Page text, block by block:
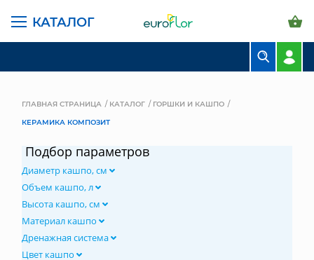
КАТАЛОГ
СВАДЕБНАЯ ФЛОРИСТИКА
ГЛАВНАЯ СТРАНИЦА КАТАЛОГ
ГОРШКИ И КАШПО
КЕРАМИКА КОМПОЗИТ
Подбор параметров
Диаметр кашпо, см
Объем кашпо, л
Высота кашпо, см
Материал кашпо
Дренажная система
Цвет кашпо